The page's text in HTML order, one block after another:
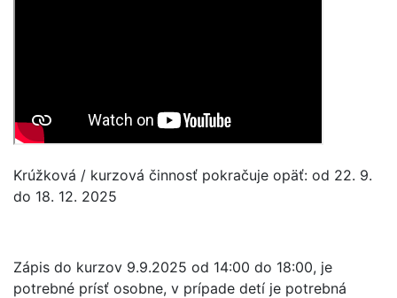
Krúžková / kurzová činnosť pokračuje opäť: od 22. 9.
do 18. 12. 2025
Zápis do kurzov 9.9.2025 od 14:00 do 18:00, je
potrebné prísť osobne, v prípade detí je potrebná